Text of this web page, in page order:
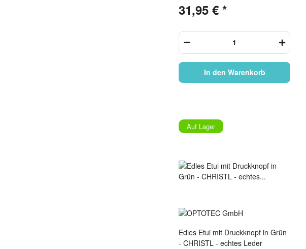
Silber
31,95 € *
In den Warenkorb
Auf Lager
Edles Etui mit Druckknopf in Grün
- CHRISTL - echtes Leder